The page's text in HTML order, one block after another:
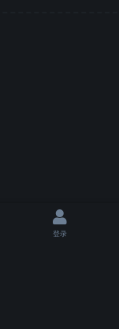
登录